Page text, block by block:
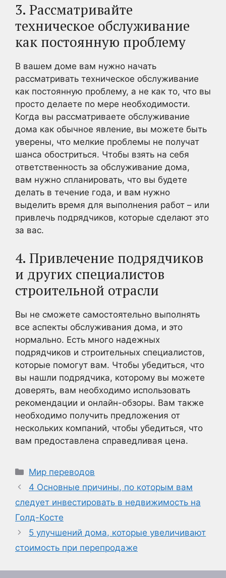
3. Рассматривайте
техническое обслуживание
как постоянную проблему
В вашем доме вам нужно начать
рассматривать техническое обслуживание
как постоянную проблему, а не как то, что вы
просто делаете по мере необходимости.
Когда вы рассматриваете обслуживание
дома как обычное явление, вы можете быть
уверены, что мелкие проблемы не получат
шанса обостриться. Чтобы взять на себя
ответственность за обслуживание дома,
вам нужно спланировать, что вы будете
делать в течение года, и вам нужно
выделить время для выполнения работ – или
привлечь подрядчиков, которые сделают это
за вас.
4. Привлечение подрядчиков
и других специалистов
строительной отрасли
Вы не сможете самостоятельно выполнять
все аспекты обслуживания дома, и это
нормально. Есть много надежных
подрядчиков и строительных специалистов,
которые помогут вам. Чтобы убедиться, что
вы нашли подрядчика, которому вы можете
доверять, вам необходимо использовать
рекомендации и онлайн-обзоры. Вам также
необходимо получить предложения от
нескольких компаний, чтобы убедиться, что
вам предоставлена справедливая цена.
Рубрики
Мир переводов
4 Основные причины, по которым вам
следует инвестировать в недвижимость на
Голд-Косте
5 улучшений дома, которые увеличивают
стоимость при перепродаже